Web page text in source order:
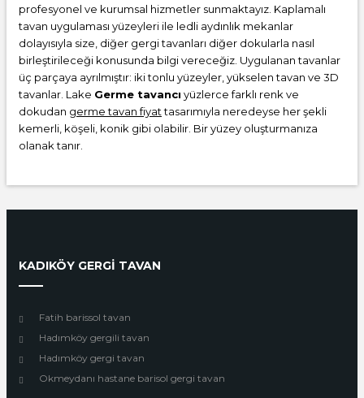
profesyonel ve kurumsal hizmetler sunmaktayız. Kaplamalı
tavan uygulaması yüzeyleri ile ledli aydınlık mekanlar
dolayısıyla size, diğer gergi tavanları diğer dokularla nasıl
birleştirileceği konusunda bilgi vereceğiz. Uygulanan tavanlar
üç parçaya ayrılmıştır: iki tonlu yüzeyler, yükselen tavan ve 3D
tavanlar. Lake Germe tavancı yüzlerce farklı renk ve
dokudan germe tavan fiyattasarımıyla neredeyse her şekli
kemerli, köşeli, konik gibi olabilir. Bir yüzey oluşturmanıza
olanak tanır.
KADIKÖY GERGİ TAVAN
Fatih barissol tavan
Hadımköy gergili tavan
Hadımköy gergi tavan
Okmeydanı hastane barisol gergi tavan